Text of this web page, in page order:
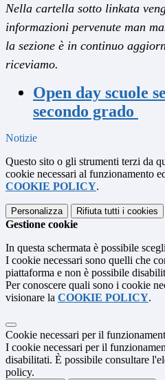
Nella cartella sotto linkata
informazioni pervenute man
la sezione è in continuo
riceviamo.
Open day scuole
secondo grado
Notizie
Questo sito o gli strumenti terzi da
cookie necessari al funzionamento
COOKIE POLICY.
Personalizza Rifiuta tutti i cookies
Gestione cookie
In questa schermata è possibile
I cookie necessari sono quelli che
piattaforma e non è possibile
Per conoscere quali sono i cookie
visionare la COOKIE POLICY.
Cookie necessari per il
I cookie necessari per il
disabilitati. È possibile consultare
policy.